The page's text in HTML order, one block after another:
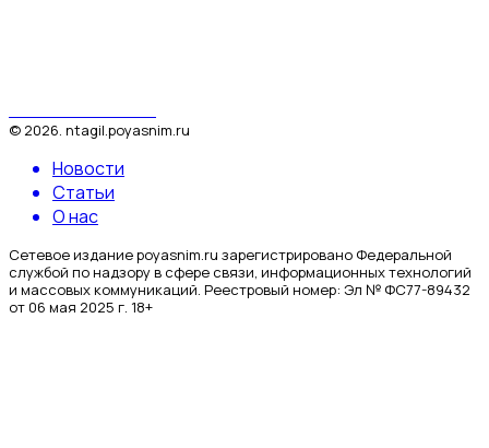
© 2026. ntagil.poyasnim.ru
Новости
Статьи
О нас
Сетевое издание poyasnim.ru зарегистрировано Федеральной
службой по надзору в сфере связи, информационных технологий
и массовых коммуникаций. Реестровый номер: Эл № ФС77-89432
от 06 мая 2025 г. 18+